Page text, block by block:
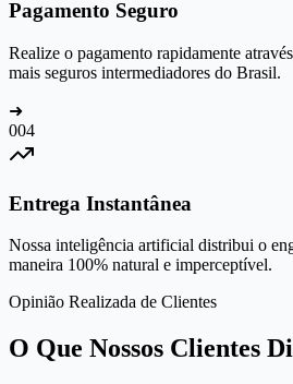
Pagamento Seguro
Realize o pagamento rapidamente
mais seguros intermediadores do Brasil.
➜
004
Entrega Instantânea
Nossa inteligência artificial distribui o
maneira 100% natural e imperceptível.
Opinião Realizada de Clientes
O Que Nossos Clientes